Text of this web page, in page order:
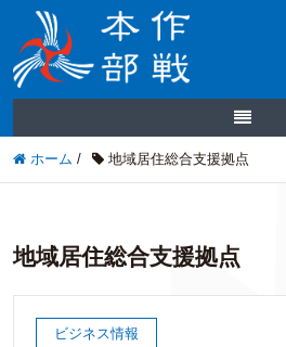
ホーム / 地域居住総合支援拠点
地域居住総合支援拠点
ビジネス情報